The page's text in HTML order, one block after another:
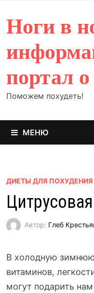
содержимому
Ноги в
портал
Поможем похудеть!
МЕНЮ
ДИЕТЫ ДЛЯ ПОХУДЕНИЯ
Автор: Глеб
В холодную зимнюю
витаминов,
могут подарить